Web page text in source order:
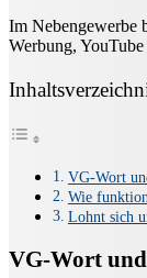
Im Nebengewerbe
Werbung,
VG-Wort
Wie
Lohnt sich
VG-Wort